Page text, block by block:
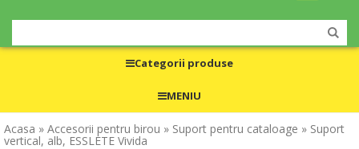
Categorii produse
MENIU
Acasa » Accesorii pentru birou » Suport pentru cataloage » Suport
vertical, alb, ESSLETE Vivida